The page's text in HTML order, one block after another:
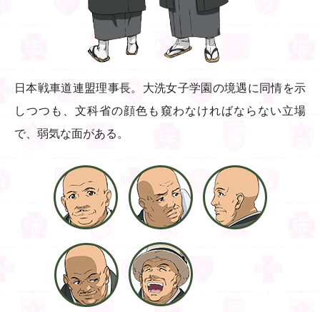
日本戦車道連盟理事長。大洗女子学園の境遇に同情を示
しつつも、文科省の顔色も窺わなければならない立場
で、弱気な面がある。